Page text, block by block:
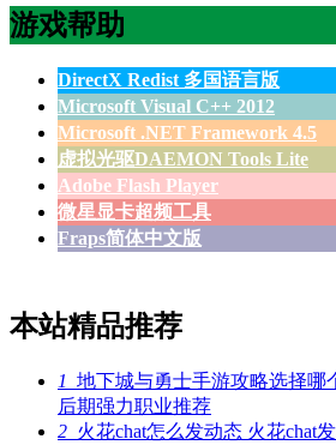
游戏帮助
DirectX Redist 多国语言版
Microsoft Visual C++ 2012
Microsoft .NET Framework 4.5
虚拟光驱DAEMON Tools Lite
Adobe Flash Player
微星显卡超频工具
Fraps简体中文版
本站精品推荐
1 地下城与勇士手游攻略选择哪
后期强力职业推荐
2 火花chat怎么发动态 火花chat